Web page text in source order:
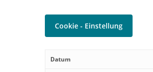
Cookie - Einstellung
Datum